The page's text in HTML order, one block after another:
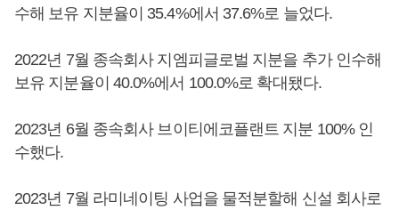
수해 보유 지분율이 35.4%에서 37.6%로 늘었다.
2022년 7월 종속회사 지엠피글로벌 지분을 추가 인수해
보유 지분율이 40.0%에서 100.0%로 확대됐다.
2023년 6월 종속회사 브이티에코플랜트 지분 100% 인
수했다.
2023년 7월 라미네이팅 사업을 물적분할해 신설 회사로